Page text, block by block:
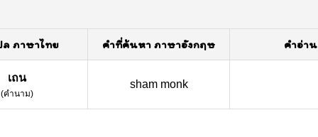
ภาษาไทย คำที่ค้นหา ภาษาอังกฤษ คำอ่าน
เถน
(คำนาม)
sham monk